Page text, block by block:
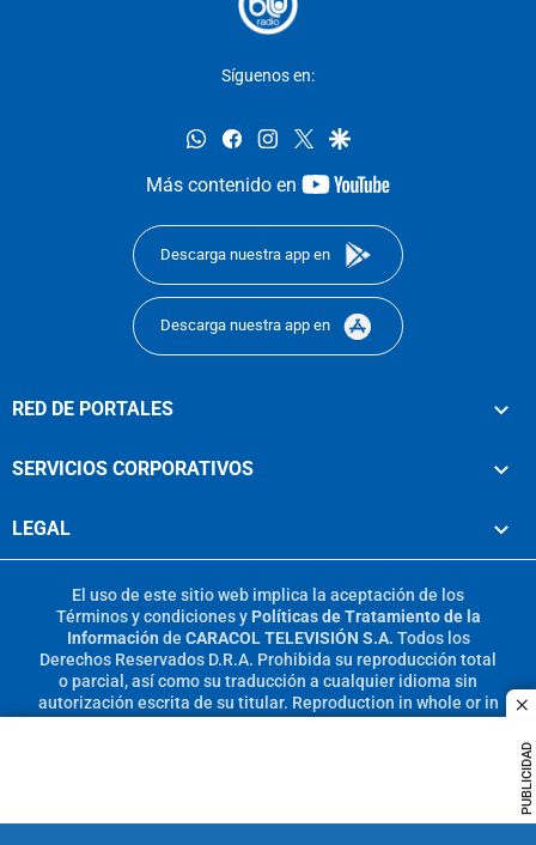
PUBLICIDAD
Síguenos en:
whatsappfacebookinstagram
twittergoogle
Más contenido en
youtube-
Descarga nuestra app en
Descarga nuestra app en
RED DE PORTALES
SERVICIOS CORPORATIVOS
LEGAL
El uso de este sitio web implica la aceptación de los
Términos y condicionesy Políticas de Tratamiento de la
Información de CARACOL TELEVISIÓN S.A. Todos los
Derechos Reservados D.R.A. Prohibida su reproducción total
o parcial, así como su traducción a cualquier idioma sin
autorización escrita de su titular. Reproduction in whole or in